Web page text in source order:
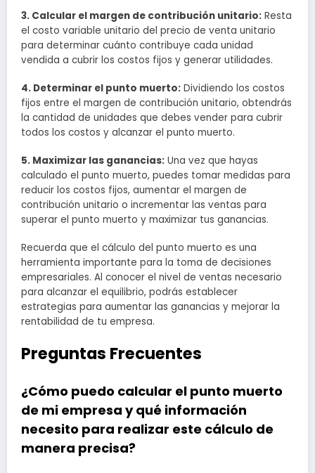
3. Calcular el margen de contribución unitario: Resta
el costo variable unitario del precio de venta unitario
para determinar cuánto contribuye cada unidad
vendida a cubrir los costos fijos y generar utilidades.
4. Determinar el punto muerto: Dividiendo los costos
fijos entre el margen de contribución unitario, obtendrás
la cantidad de unidades que debes vender para cubrir
todos los costos y alcanzar el punto muerto.
5. Maximizar las ganancias: Una vez que hayas
calculado el punto muerto, puedes tomar medidas para
reducir los costos fijos, aumentar el margen de
contribución unitario o incrementar las ventas para
superar el punto muerto y maximizar tus ganancias.
Recuerda que el cálculo del punto muerto es una
herramienta importante para la toma de decisiones
empresariales. Al conocer el nivel de ventas necesario
para alcanzar el equilibrio, podrás establecer
estrategias para aumentar las ganancias y mejorar la
rentabilidad de tu empresa.
Preguntas Frecuentes
¿Cómo puedo calcular el punto muerto
de mi empresa y qué información
necesito para realizar este cálculo de
manera precisa?